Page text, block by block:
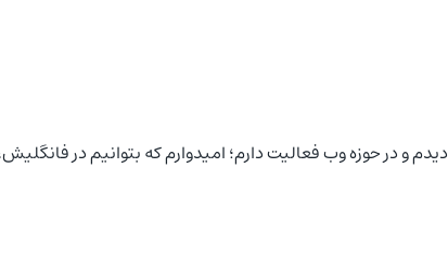
حوزه وب فعالیت دارم؛ امیدوارم که بتوانیم در